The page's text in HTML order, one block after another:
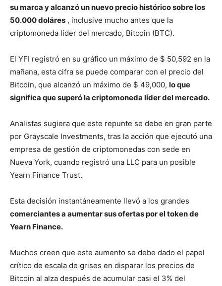
su marca y alcanzó un nuevo precio histórico sobre los
50.000 doláres , inclusive mucho antes que la
criptomoneda líder del mercado, Bitcoin (BTC).
El YFI registró en su gráfico un máximo de $ 50,592 en la
mañana, esta cifra se puede comparar con el precio del
Bitcoin, que alcanzó un máximo de $ 49,000, lo que
significa que superó la criptomoneda líder del mercado.
Analistas sugiera que este repunte se debe en gran parte
por Grayscale Investments, tras la acción que ejecutó una
empresa de gestión de criptomonedas con sede en
Nueva York, cuando registró una LLC para un posible
Yearn Finance Trust.
Esta decisión instantáneamente llevó a los grandes
comerciantes a aumentar sus ofertas por el token de
Yearn Finance.
Muchos creen que este aumento se debe dado el papel
crítico de escala de grises en disparar los precios de
Bitcoin al alza después de acumular casi el 3% del